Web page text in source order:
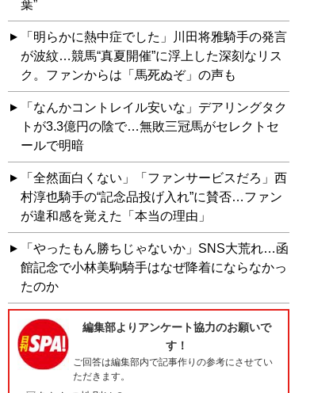
葉”
「明らかに熱中症でした」川田将雅騎手の発言
が波紋…競馬“真夏開催”に浮上した深刻なリス
ク。ファンからは「馬死ぬぞ」の声も
「なんかコントレイル安いな」デアリングタク
トが3.3億円の陰で…無敗三冠馬がセレクトセ
ールで明暗
「全然面白くない」「ファンサービスだろ」西
村淳也騎手の“記念品投げ入れ”に賛否…ファン
が違和感を覚えた「本当の理由」
「やったもん勝ちじゃないか」SNS大荒れ…函
館記念で小林美駒騎手はなぜ降着にならなかっ
たのか